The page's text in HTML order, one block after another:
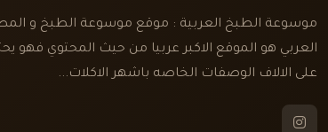
موسوعة الطبخ العربية : موقع موسوعة الطبخ و
العربي هو الموقع الاكبر عربيا من حيث المحتوي فهو
على الالاف الوصفات الخاصه باشهر الاكلات...